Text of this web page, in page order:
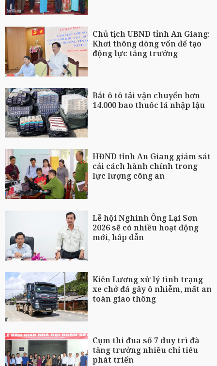
Chủ tịch UBND tỉnh An Giang:
Khơi thông dòng vốn để tạo
động lực tăng trưởng
Bắt ô tô tải vận chuyển hơn
14.000 bao thuốc lá nhập lậu
HĐND tỉnh An Giang giám sát
cải cách hành chính trong
lực lượng công an
Lễ hội Nghinh Ông Lại Sơn
2026 sẽ có nhiều hoạt động
mới, hấp dẫn
Kiên Lương xử lý tình trạng
xe chở đá gây ô nhiễm, mất an
toàn giao thông
Cụm thi đua số 7 duy trì đà
tăng trưởng nhiều chỉ tiêu
phát triển